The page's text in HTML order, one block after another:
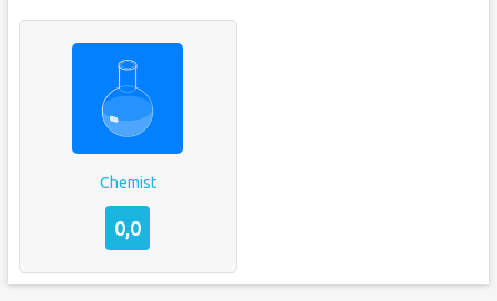
Chemist
0,0